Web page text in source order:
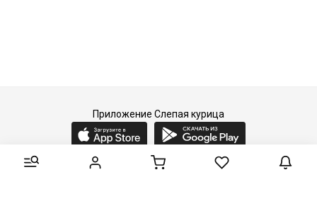
Приложение Слепая курица
2015-2026 © Слепая курица - fashion concept store.